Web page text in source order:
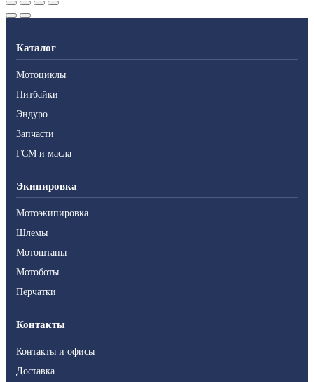
Каталог
Мотоциклы
Питбайки
Эндуро
Запчасти
ГСМ и масла
Экипировка
Мотоэкипировка
Шлемы
Мотоштаны
Мотоботы
Перчатки
Контакты
Контакты и офисы
Доставка